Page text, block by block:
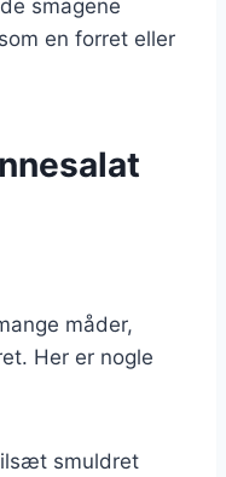
smagene
en forret eller
måder,
Her er nogle
smuldret